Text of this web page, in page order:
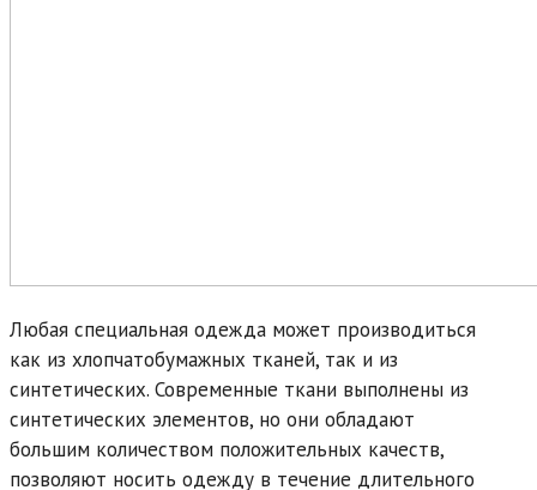
Любая специальная одежда может производиться
как из хлопчатобумажных тканей, так и из
синтетических. Современные ткани выполнены из
синтетических элементов, но они обладают
большим количеством положительных качеств,
позволяют носить одежду в течение длительного